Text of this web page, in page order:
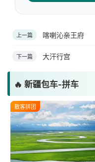
上一篇 喀喇沁亲王府
下一篇 大汗行宫
🔥 新疆包车-拼车
散客拼团